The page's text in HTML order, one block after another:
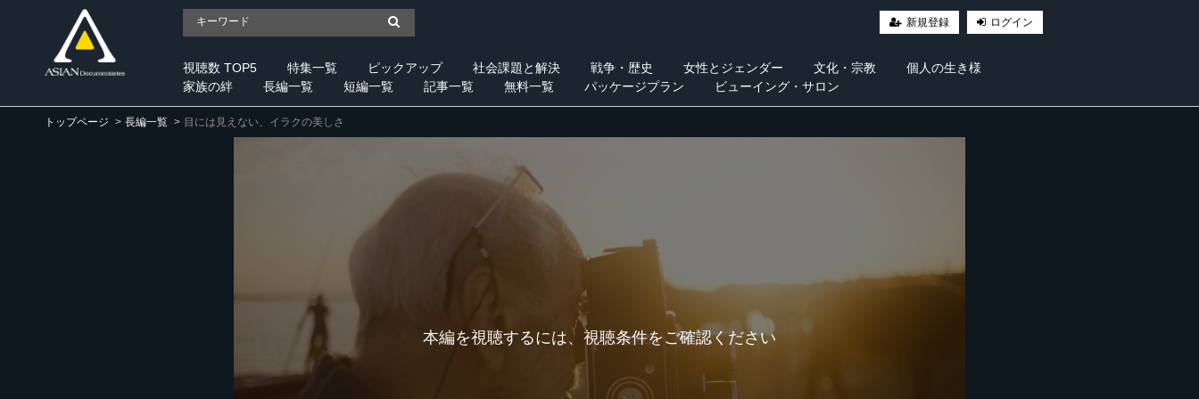
新規登録 ログイン
視聴数 TOP5 特集一覧 ピックアップ 社会課題と解決 戦争・歴史 女性とジェンダー 文化・宗教
個人の生き様
家族の絆
長編一覧 短編一覧 記事一覧 無料一覧 パッケージプラン ビューイング・サロン
トップページ 長編一覧 目には見えない、イラクの美しさ
本編を視聴するには、視聴条件をご確認ください